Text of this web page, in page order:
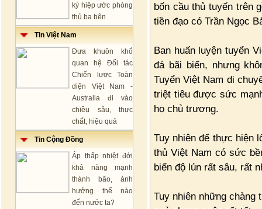
ký hiệp ước phòng
thủ ba bên
Tin Việt Nam
Đưa khuôn khổ
quan hệ Đối tác
Chiến lược Toàn
diện Việt Nam -
Australia đi vào
chiều sâu, thực
chất, hiệu quả
Tin Cộng Đồng
Áp thấp nhiệt đới
khả năng mạnh
thành bão, ảnh
hưởng thế nào
đến nước ta?
bốn cầu thủ tuyến trên
tiền đạo có Trần Ngọc
Ban huấn luyện tuyển
đá bãi biển, nhưng
Tuyển Việt Nam di
triệt tiêu được sức
họ chủ trương.
Tuy nhiên để thực hiện
thủ Việt Nam có sức
biển độ lún rất sâu, rất
Tuy nhiên những chàng